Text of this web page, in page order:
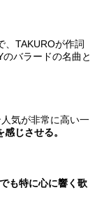
、TAKUROが作詞
のバラードの名曲と
気が非常に高い一
じさせる。
も特に心に響く歌